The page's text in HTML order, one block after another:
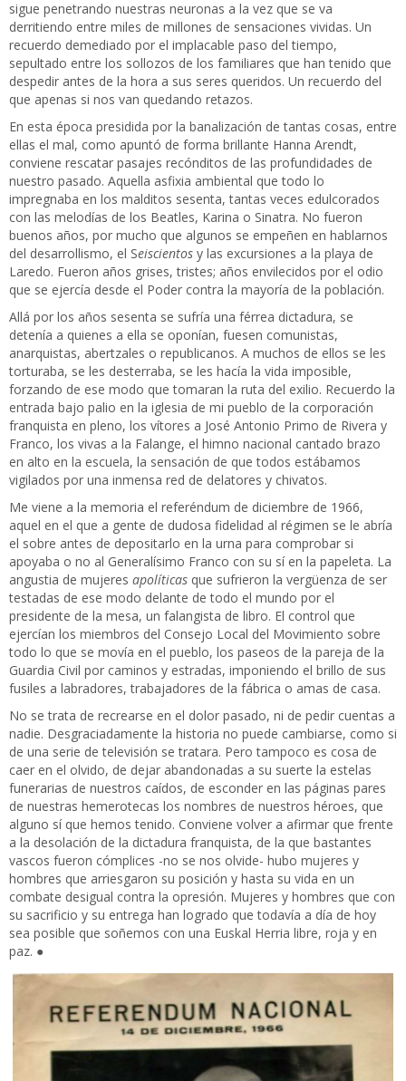
sigue penetrando nuestras neuronas a la vez que se va
derritiendo entre miles de millones de sensaciones vividas. Un
recuerdo demediado por el implacable paso del tiempo,
sepultado entre los sollozos de los familiares que han tenido que
despedir antes de la hora a sus seres queridos. Un recuerdo del
que apenas si nos van quedando retazos.
En esta época presidida por la banalización de tantas cosas, entre
ellas el mal, como apuntó de forma brillante Hanna Arendt,
conviene rescatar pasajes recónditos de las profundidades de
nuestro pasado. Aquella asfixia ambiental que todo lo
impregnaba en los malditos sesenta, tantas veces edulcorados
con las melodías de los Beatles, Karina o Sinatra. No fueron
buenos años, por mucho que algunos se empeñen en hablarnos
del desarrollismo, el Seiscientos y las excursiones a la playa de
Laredo. Fueron años grises, tristes; años envilecidos por el odio
que se ejercía desde el Poder contra la mayoría de la población.
Allá por los años sesenta se sufría una férrea dictadura, se
detenía a quienes a ella se oponían, fuesen comunistas,
anarquistas, abertzales o republicanos. A muchos de ellos se les
torturaba, se les desterraba, se les hacía la vida imposible,
forzando de ese modo que tomaran la ruta del exilio. Recuerdo la
entrada bajo palio en la iglesia de mi pueblo de la corporación
franquista en pleno, los vítores a José Antonio Primo de Rivera y
Franco, los vivas a la Falange, el himno nacional cantado brazo
en alto en la escuela, la sensación de que todos estábamos
vigilados por una inmensa red de delatores y chivatos.
Me viene a la memoria el referéndum de diciembre de 1966,
aquel en el que a gente de dudosa fidelidad al régimen se le abría
el sobre antes de depositarlo en la urna para comprobar si
apoyaba o no al Generalísimo Franco con su sí en la papeleta. La
angustia de mujeres apolíticas que sufrieron la vergüenza de ser
testadas de ese modo delante de todo el mundo por el
presidente de la mesa, un falangista de libro. El control que
ejercían los miembros del Consejo Local del Movimiento sobre
todo lo que se movía en el pueblo, los paseos de la pareja de la
Guardia Civil por caminos y estradas, imponiendo el brillo de sus
fusiles a labradores, trabajadores de la fábrica o amas de casa.
No se trata de recrearse en el dolor pasado, ni de pedir cuentas a
nadie. Desgraciadamente la historia no puede cambiarse, como si
de una serie de televisión se tratara. Pero tampoco es cosa de
caer en el olvido, de dejar abandonadas a su suerte la estelas
funerarias de nuestros caídos, de esconder en las páginas pares
de nuestras hemerotecas los nombres de nuestros héroes, que
alguno sí que hemos tenido. Conviene volver a afirmar que frente
a la desolación de la dictadura franquista, de la que bastantes
vascos fueron cómplices -no se nos olvide- hubo mujeres y
hombres que arriesgaron su posición y hasta su vida en un
combate desigual contra la opresión. Mujeres y hombres que con
su sacrificio y su entrega han logrado que todavía a día de hoy
sea posible que soñemos con una Euskal Herria libre, roja y en
paz. ●